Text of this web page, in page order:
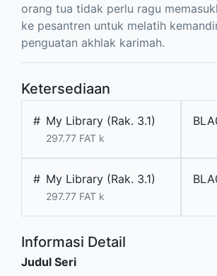
orang tua tidak perlu ragu
ke pesantren untuk melatih
penguatan akhlak karimah.
Ketersediaan
# My Library (Rak. 3.1)
297.77 FAT k
# My Library (Rak. 3.1)
297.77 FAT k
Informasi Detail
Judul Seri